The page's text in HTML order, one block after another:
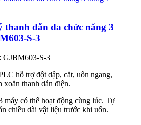
thanh dẫn đa chức năng 3
S-3
: GJBM603-S-3
hỗ trợ đột dập, cắt, uốn ngang,
xoắn thanh dẫn điện.
máy có thể hoạt động cùng lúc. Tự
chiều dài vật liệu trước khi uốn.